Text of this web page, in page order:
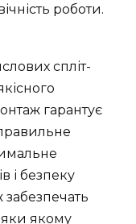
роботи.
спліт-
гарантує
і безпеку
забезпечать
якому